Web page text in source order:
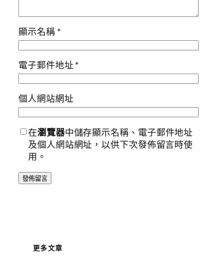
顯示名稱*
電子郵件地址*
個人網站網址
在瀏覽器中儲存顯示名稱、電子郵件地址
及個人網站網址，以供下次發佈留言時使
用。
更多文章